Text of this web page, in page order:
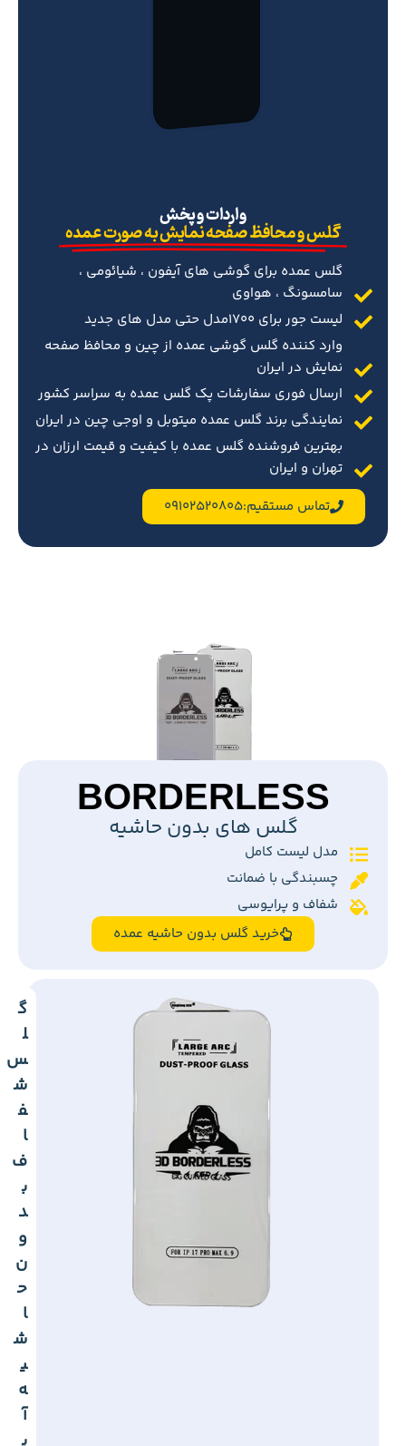
‌واردات و پخش
گلس و محافظ صفحه نمایش به صورت عمده
گلس عمده برای گوشی های آیفون ، شیائومی ،
سامسونگ ، هواوی
لیست جور برای 1700مدل حتی مدل های جدید
وارد کننده گلس گوشی عمده از چین و محافظ صفحه
نمایش در ایران
ارسال فوری سفارشات پک گلس عمده به سراسر کشور
نمایندگی برند گلس عمده میتوبل و اوجی چین در ایران
بهترین فروشنده گلس عمده با کیفیت و قیمت ارزان در
تهران و ایران
تماس مستقیم:09102520805
BORDERLESS
گلس های بدون حاشیه
مدل لیست کامل
چسبندگی با ضمانت
شفاف و پرایوسی
خرید گلس بدون حاشیه عمده
گ
ل
س
ش
ف
ا
ف
ب
د
و
ن
ح
ا
ش
ی
ه
آ